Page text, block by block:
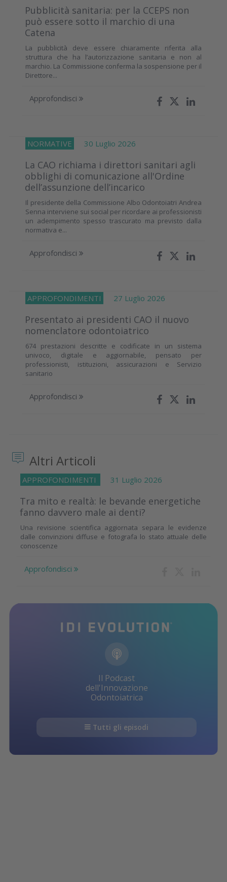
Pubblicità sanitaria: per la CCEPS non
può essere sotto il marchio di una
Catena
La pubblicità deve essere chiaramente riferita alla
struttura che ha l’autorizzazione sanitaria e non al
marchio. La Commissione conferma la sospensione per il
Direttore...
Approfondisci
NORMATIVE 30 Luglio 2026
La CAO richiama i direttori sanitari agli
obblighi di comunicazione all'Ordine
dell’assunzione dell’incarico
Il presidente della Commissione Albo Odontoiatri Andrea
Senna interviene sui social per ricordare ai professionisti
un adempimento spesso trascurato ma previsto dalla
normativa e...
Approfondisci
APPROFONDIMENTI 27 Luglio 2026
Presentato ai presidenti CAO il nuovo
nomenclatore odontoiatrico
674 prestazioni descritte e codificate in un sistema
univoco, digitale e aggiornabile, pensato per
professionisti, istituzioni, assicurazioni e Servizio
sanitario
Approfondisci
Altri Articoli
APPROFONDIMENTI 31 Luglio 2026
Tra mito e realtà: le bevande energetiche
fanno davvero male ai denti?
Una revisione scientifica aggiornata separa le evidenze
dalle convinzioni diffuse e fotografa lo stato attuale delle
conoscenze
Approfondisci
Il Podcast
dell'Innovazione
Odontoiatrica
Tutti gli episodi